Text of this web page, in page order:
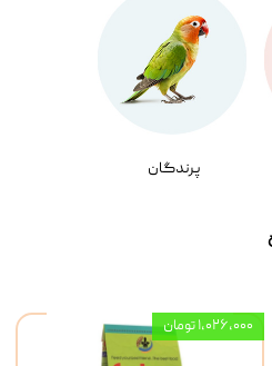
پرندگان
۱,۰۲۶,۰۰۰ تومان